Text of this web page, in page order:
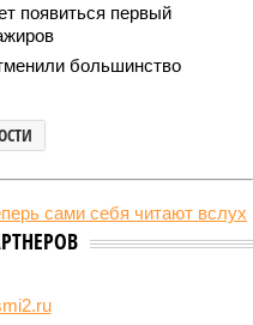
появиться первый
большинство